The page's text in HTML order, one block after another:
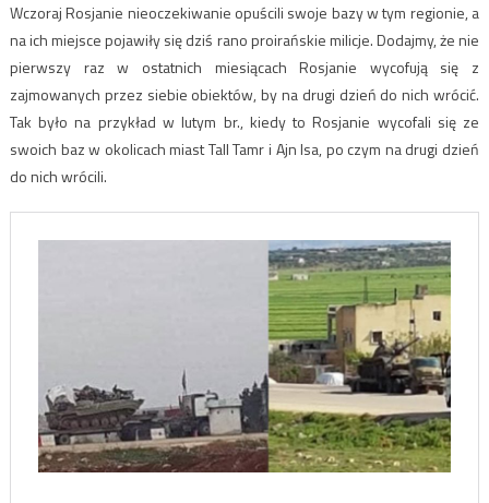
Wczoraj Rosjanie nieoczekiwanie opuścili swoje bazy w tym regionie, a
na ich miejsce pojawiły się dziś rano proirańskie milicje. Dodajmy, że nie
pierwszy raz w ostatnich miesiącach Rosjanie wycofują się z
zajmowanych przez siebie obiektów, by na drugi dzień do nich wrócić.
Tak było na przykład w lutym br., kiedy to Rosjanie wycofali się ze
swoich baz w okolicach miast Tall Tamr i Ajn Isa, po czym na drugi dzień
do nich wrócili.